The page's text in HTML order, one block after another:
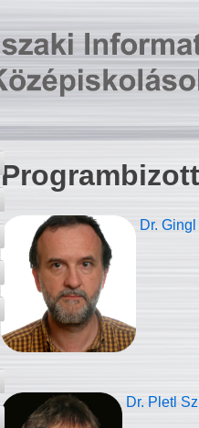
Dr.
Dr. Pletl